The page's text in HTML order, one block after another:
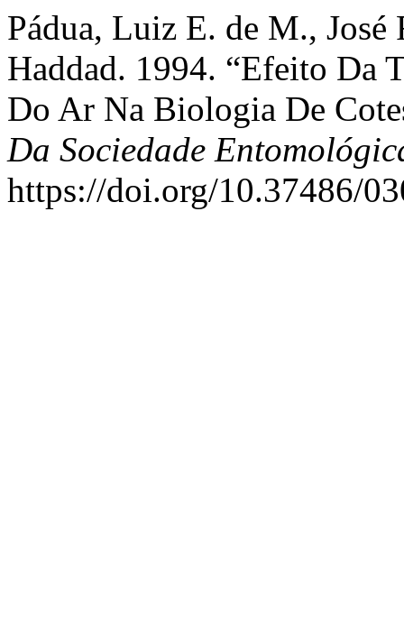
Pádua, Luiz E. de M., José
Haddad. 1994. “Efeito Da
Do Ar Na Biologia De
Da Sociedade
https://doi.org/10.37486/